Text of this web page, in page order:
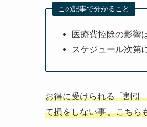
この記事で分かること
医療費控除の影響
スケジュール次第
お得に受けられる「割引
て損をしない事。こちら